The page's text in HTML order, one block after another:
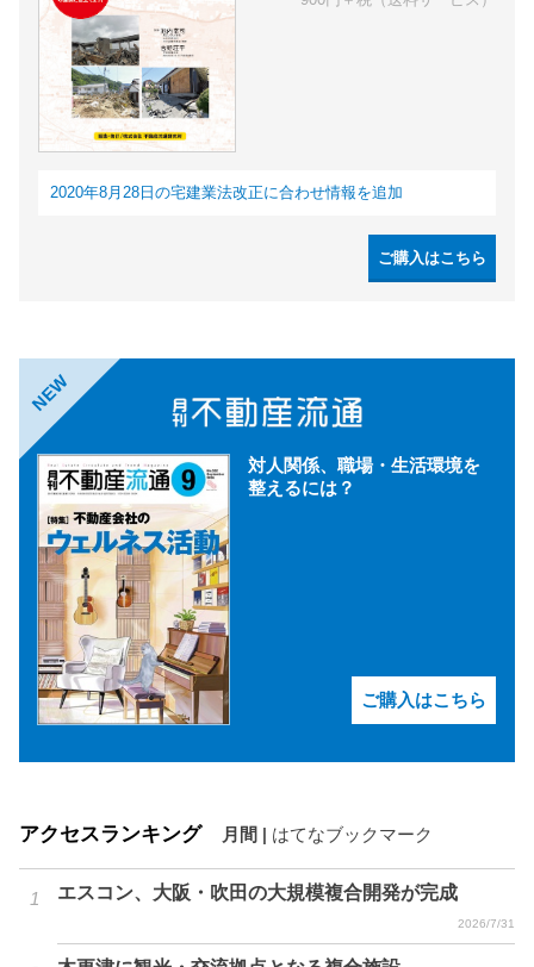
2020年8月28日の宅建業法改正に合わせ情報を追加
ご購入はこちら
NEW
対人関係、職場・生活環境を
整えるには？
ご購入はこちら
アクセスランキング 月間 はてなブックマーク
エスコン、大阪・吹田の大規模複合開発が完成
2026/7/31